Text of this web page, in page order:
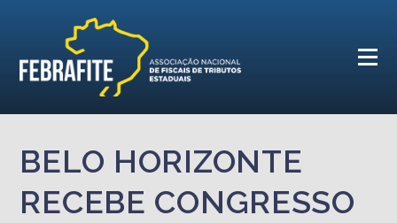
BELO HORIZONTE
RECEBE CONGRESSO